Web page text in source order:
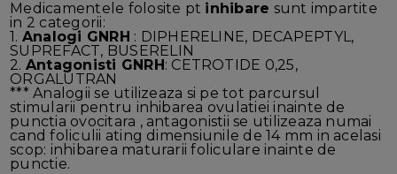
Medicamentele folosite pt inhibare sunt impartite
in 2 categorii:
1. Analogi GNRH : DIPHERELINE, DECAPEPTYL,
SUPREFACT, BUSERELIN
2. Antagonisti GNRH: CETROTIDE 0,25,
ORGALUTRAN
*** Analogii se utilizeaza si pe tot parcursul
stimularii pentru inhibarea ovulatiei inainte de
punctia ovocitara , antagonistii se utilizeaza numai
cand foliculii ating dimensiunile de 14 mm in acelasi
scop: inhibarea maturarii foliculare inainte de
punctie.